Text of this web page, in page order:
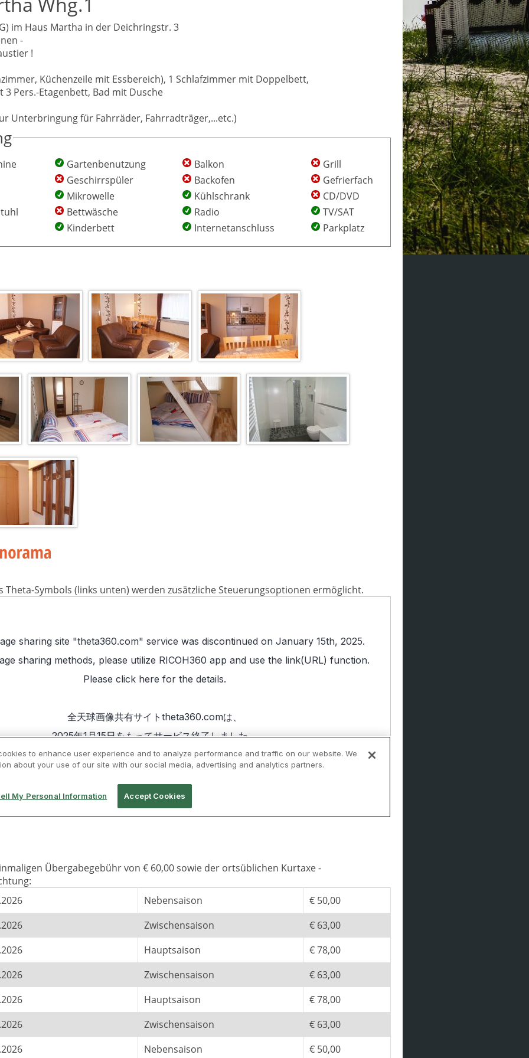
im Haus Martha in der Deichringstr. 3
-
!
Küchenzeile mit Essbereich), 1 Schlafzimmer mit Doppelbett,
3 Pers.-Etagenbett, Bad mit Dusche
Unterbringung für Fahrräder, Fahrradträger,...etc.)
Gartenbenutzung
Geschirrspüler
Mikrowelle
Bettwäsche
Kinderbett
Balkon
Backofen
Kühlschrank
Radio
Internetanschluss
Grill
Gefrierfach
CD/DVD
TV/SAT
Parkplatz
Theta-Symbols (links unten) werden zusätzliche Steuerungsoptionen ermöglicht.
Übergabegebühr von € 60,00 sowie der ortsüblichen Kurtaxe -
Nebensaison
€ 50,00
Zwischensaison
€ 63,00
Hauptsaison
€ 78,00
Zwischensaison
€ 63,00
Hauptsaison
€ 78,00
Zwischensaison
€ 63,00
Nebensaison
€ 50,00